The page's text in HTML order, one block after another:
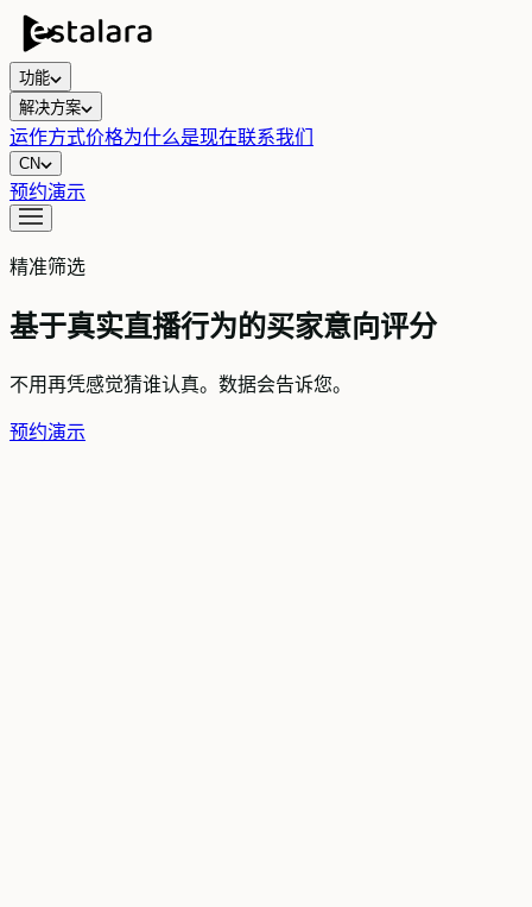
功能
解决方案
运作方式价格为什么是现在联系我们
CN
预约演示
精准筛选
基于真实直播行为的买家意向评分
不用再凭感觉猜谁认真。数据会告诉您。
预约演示